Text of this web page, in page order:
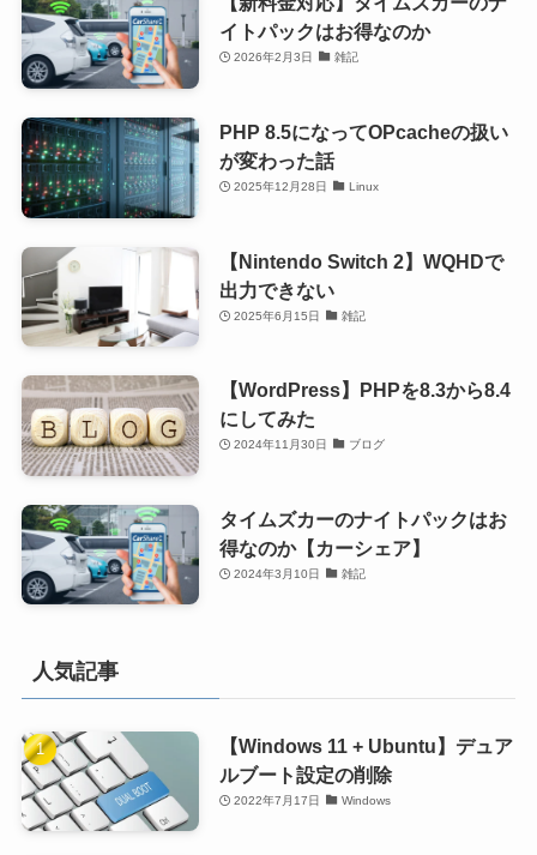
イトパックはお得なのか
2026年2月3日 雑記
PHP 8.5になってOPcacheの扱い
が変わった話
2025年12月28日 Linux
【Nintendo Switch 2】WQHDで
出力できない
2025年6月15日 雑記
【WordPress】PHPを8.3から8.4
にしてみた
2024年11月30日 ブログ
タイムズカーのナイトパックはお
得なのか【カーシェア】
2024年3月10日 雑記
人気記事
【Windows 11 + Ubuntu】デュア
ルブート設定の削除
2022年7月17日 Windows